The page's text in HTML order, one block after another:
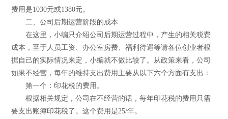
费用是1030元或1380元。
二、公司后期运营阶段的成本
在这里，小编只介绍公司后期运营过程中，产生的相关税费
成本，至于人员工资、办公室房费、福利待遇等请各位创业者根
据自己的实际情况来定，小编就不做比较了。从政策来看，公司
如果不经营，每年的维持支出费用主要从以下六个方面有支出：
第一个：印花税的费用。
根据相关规定，公司在不经营的话，每年印花税的费用只需
要支出账簿印花税了。这个费用是25/年。